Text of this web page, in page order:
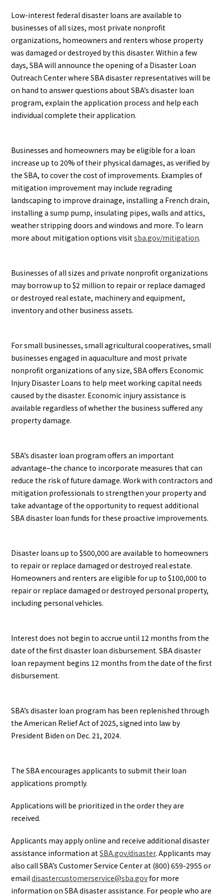
Low-interest federal disaster loans are available to
businesses of all sizes, most private nonprofit
organizations, homeowners and renters whose property
was damaged or destroyed by this disaster. Within a few
days, SBA will announce the opening of a Disaster Loan
Outreach Center where SBA disaster representatives will be
on hand to answer questions about SBA’s disaster loan
program, explain the application process and help each
individual complete their application.
Businesses and homeowners may be eligible for a loan
increase up to 20% of their physical damages, as verified by
the SBA, to cover the cost of improvements. Examples of
mitigation improvement may include regrading
landscaping to improve drainage, installing a French drain,
installing a sump pump, insulating pipes, walls and attics,
weather stripping doors and windows and more. To learn
more about mitigation options visitsba.gov/mitigation.
Businesses of all sizes and private nonprofit organizations
may borrow up to $2 million to repair or replace damaged
or destroyed real estate, machinery and equipment,
inventory and other business assets.
For small businesses, small agricultural cooperatives, small
businesses engaged in aquaculture and most private
nonprofit organizations of any size, SBA offers Economic
Injury Disaster Loans to help meet working capital needs
caused by the disaster. Economic injury assistance is
available regardless of whether the business suffered any
property damage.
SBA’s disaster loan program offers an important
advantage–the chance to incorporate measures that can
reduce the risk of future damage. Work with contractors and
mitigation professionals to strengthen your property and
take advantage of the opportunity to request additional
SBA disaster loan funds for these proactive improvements.
Disaster loans up to $500,000 are available to homeowners
to repair or replace damaged or destroyed real estate.
Homeowners and renters are eligible for up to $100,000 to
repair or replace damaged or destroyed personal property,
including personal vehicles.
Interest does not begin to accrue until 12 months from the
date of the first disaster loan disbursement. SBA disaster
loan repayment begins 12 months from the date of the first
disbursement.
SBA’s disaster loan program has been replenished through
the American Relief Act of 2025, signed into law by
President Biden on Dec. 21, 2024.
The SBA encourages applicants to submit their loan
applications promptly.
Applications will be prioritized in the order they are
received.
Applicants may apply online and receive additional disaster
assistance information atSBA.gov/disaster. Applicants may
also call SBA’s Customer Service Center at (800) 659-2955 or
emaildisastercustomerservice@sba.govfor more
information on SBA disaster assistance. For people who are